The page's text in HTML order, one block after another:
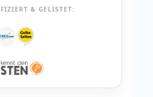
& GELISTET: